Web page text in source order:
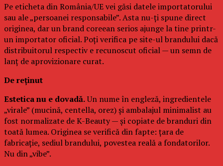
Pe eticheta din România/UE vei găsi datele importatorului
sau ale „persoanei responsabile”. Asta nu-ți spune direct
originea, dar un brand coreean serios ajunge la tine printr-
un importator oficial. Poți verifica pe site-ul brandului dacă
distribuitorul respectiv e recunoscut oficial — un semn de
lanț de aprovizionare curat.
De reținut
Estetica nu e dovadă.Un nume în engleză, ingredientele
„virale” (mucină, centella, orez) și ambalajul minimalist au
fost normalizate de K-Beauty — și copiate de branduri din
toată lumea. Originea se verifică din fapte: țara de
fabricație, sediul brandului, povestea reală a fondatorilor.
Nu din „vibe”.